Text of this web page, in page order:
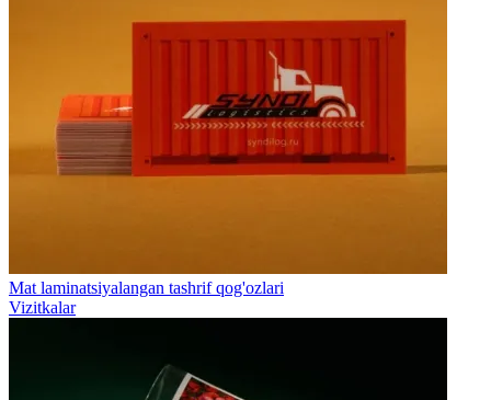
Mat laminatsiyalangan tashrif qog'ozlari
Vizitkalar